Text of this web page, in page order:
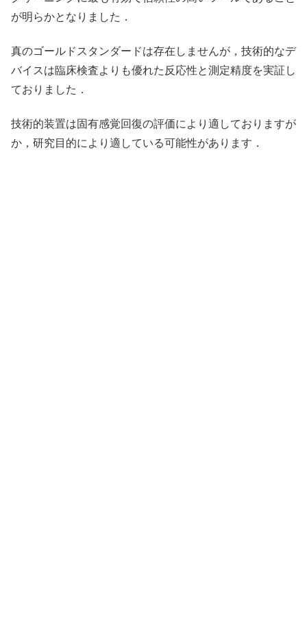
が明らかとなりました．
真のゴールドスタンダードは存在しませんが，技術的なデ
バイスは臨床検査よりも優れた反応性と測定精度を実証し
ておりました．
技術的装置は固有感覚回復の評価により適しておりますが
か，研究目的により適している可能性があります．